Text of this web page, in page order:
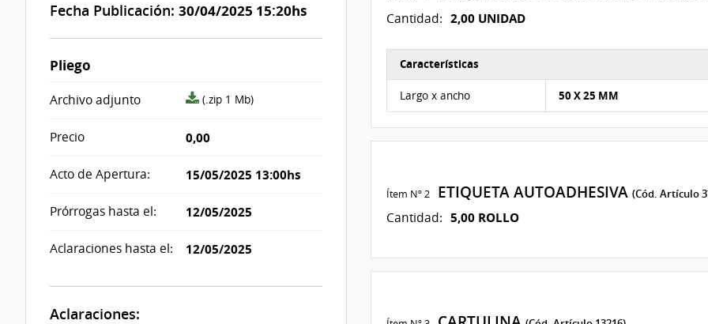
Fecha Publicación: 30/04/2025 15:20hs
Pliego
Archivo adjunto
archivo
(.zip 1 Mb)
Precio 0,00
Acto de Apertura: 15/05/2025 13:00hs
Prórrogas hasta el: 12/05/2025
Aclaraciones hasta el: 12/05/2025
Aclaraciones:
Cantidad: 2,00 UNIDAD
Características
Largo x ancho 50 X 25 MM
Ítem Nº 2ETIQUETA AUTOADHESIVA (Cód. Artículo
Cantidad: 5,00 ROLLO